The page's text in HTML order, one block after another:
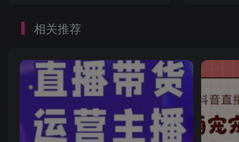
相关推荐